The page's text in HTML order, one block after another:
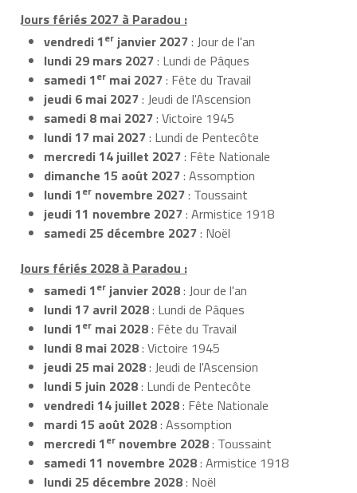
Jours fériés 2027 à Paradou :
vendredi 1er janvier 2027: Jour de l'an
lundi 29 mars 2027: Lundi de Pâques
samedi 1er mai 2027: Fête du Travail
jeudi 6 mai 2027: Jeudi de l'Ascension
samedi 8 mai 2027: Victoire 1945
lundi 17 mai 2027: Lundi de Pentecôte
mercredi 14 juillet 2027: Fête Nationale
dimanche 15 août 2027: Assomption
lundi 1er novembre 2027: Toussaint
jeudi 11 novembre 2027: Armistice 1918
samedi 25 décembre 2027: Noël
Jours fériés 2028 à Paradou :
samedi 1er janvier 2028: Jour de l'an
lundi 17 avril 2028: Lundi de Pâques
lundi 1er mai 2028: Fête du Travail
lundi 8 mai 2028: Victoire 1945
jeudi 25 mai 2028: Jeudi de l'Ascension
lundi 5 juin 2028: Lundi de Pentecôte
vendredi 14 juillet 2028: Fête Nationale
mardi 15 août 2028: Assomption
mercredi 1er novembre 2028: Toussaint
samedi 11 novembre 2028: Armistice 1918
lundi 25 décembre 2028: Noël